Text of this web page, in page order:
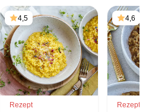
4,5
Rezept
4,6
Rezept